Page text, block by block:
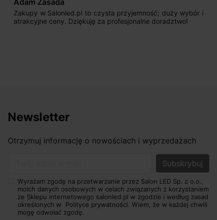
Zakupy w Salonled.pl to czysta przyjemność; duży wybór i
atrakcyjne ceny. Dziękuję za profesjonalne doradztwo!
Newsletter
Otrzymuj informację o nowościach i wyprzedażach
Wyrażam zgodę na przetwarzanie przez Salon LED Sp. z o.o.,
moich danych osobowych w celach związanych z korzystaniem
ze Sklepu internetowego salonled.pl w zgodzie i według zasad
określonych w Polityce prywatności. Wiem, że w każdej chwili
mogę odwołać zgodę.